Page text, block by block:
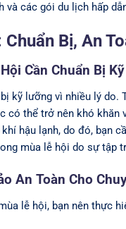
và các gói du lịch hấp
Bị, An
Cần Chuẩn Bị
kỹ lưỡng vì nhiều lý
có thể trở nên khó
hậu lạnh, do đó, bạn
mùa lễ hội do sự tập
An Toàn Cho
lễ hội, bạn nên thực